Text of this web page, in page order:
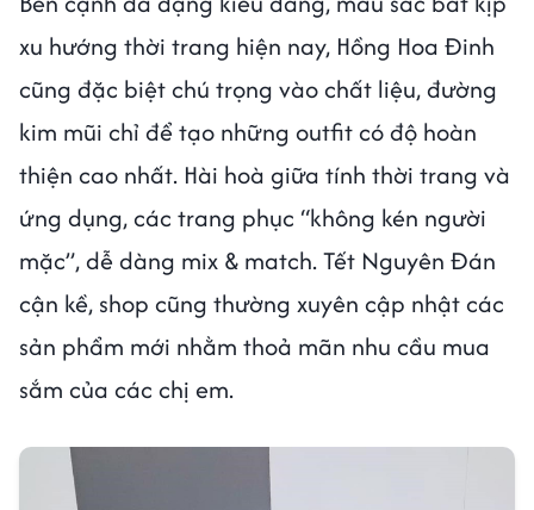
xu hướng thời trang hiện nay, Hồng Hoa Đinh
cũng đặc biệt chú trọng vào chất liệu, đường
kim mũi chỉ để tạo những outfit có độ hoàn
thiện cao nhất. Hài hoà giữa tính thời trang và
ứng dụng, các trang phục “không kén người
mặc”, dễ dàng mix & match. Tết Nguyên Đán
cận kề, shop cũng thường xuyên cập nhật các
sản phẩm mới nhằm thoả mãn nhu cầu mua
sắm của các chị em.